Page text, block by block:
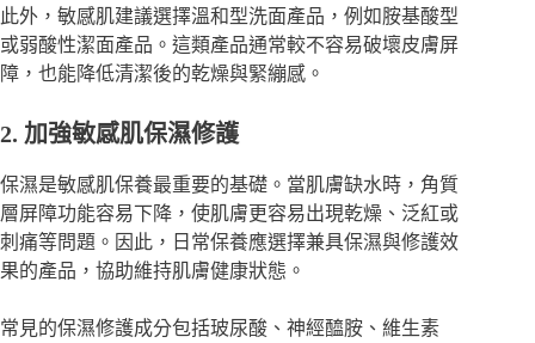
此外，敏感肌建議選擇溫和型洗面產品，例如胺基酸型
或弱酸性潔面產品。這類產品通常較不容易破壞皮膚屏
障，也能降低清潔後的乾燥與緊繃感。
2. 加強敏感肌保濕修護
保濕是敏感肌保養最重要的基礎。當肌膚缺水時，角質
層屏障功能容易下降，使肌膚更容易出現乾燥、泛紅或
刺痛等問題。因此，日常保養應選擇兼具保濕與修護效
果的產品，協助維持肌膚健康狀態。
常見的保濕修護成分包括玻尿酸、神經醯胺、維生素